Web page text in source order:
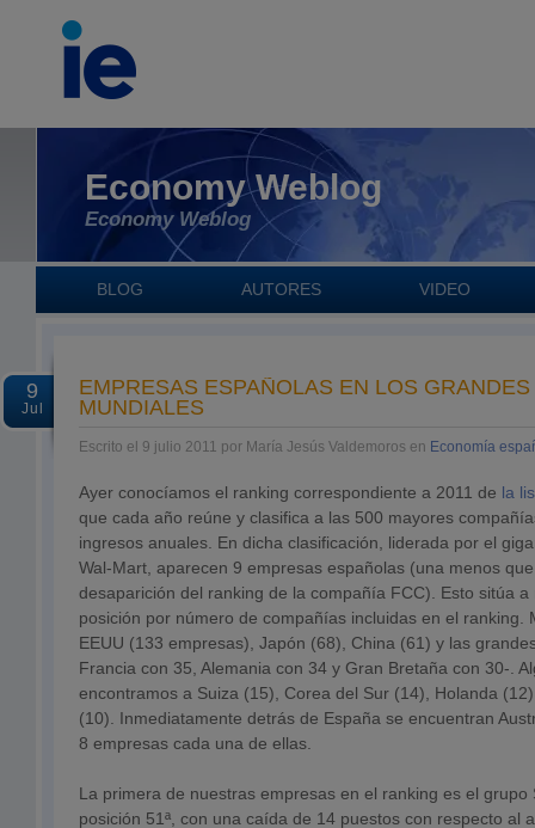
Economy Weblog
Economy Weblog
BLOG AUTORES VIDEO
9
Jul
EMPRESAS ESPAÑOLAS EN LOS
MUNDIALES
Escrito el 9 julio 2011 por María Jesús Valdemoros en Economía
Ayer conocíamos el ranking correspondiente a 2011 de la
que cada año reúne y clasifica a las 500 mayores
ingresos anuales. En dicha clasificación, liderada por el
Wal-Mart, aparecen 9 empresas españolas (una menos
desaparición del ranking de la compañía FCC). Esto sitúa a
posición por número de compañías incluidas en el ranking.
EEUU (133 empresas), Japón (68), China (61) y las
Francia con 35, Alemania con 34 y Gran Bretaña con 30-.
encontramos a Suiza (15), Corea del Sur (14), Holanda
(10). Inmediatamente detrás de España se encuentran
8 empresas cada una de ellas.
La primera de nuestras empresas en el ranking es el grupo
posición 51ª, con una caída de 14 puestos con respecto al